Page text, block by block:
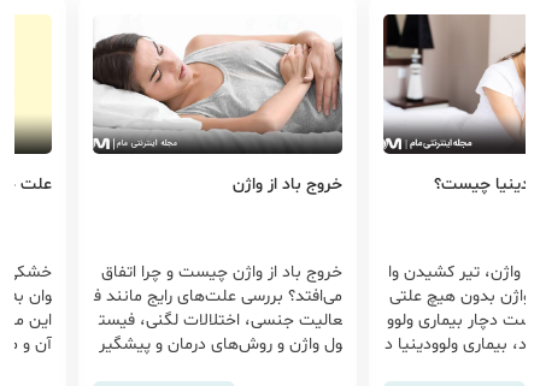
چیست؟
واژن، تیر کشیدن وا
بدون هیچ علتی
است دچار بیماری ولوو
بیماری ولوودینیا د
خروج باد از واژن
خروج باد از واژن چیست و چرا اتفاق
می‌افتد؟ بررسی علت‌های رایج مانند ف
عالیت جنسی، اختلالات لگنی، فیست
ول واژن و روش‌های درمان و پیشگیر
علت
خشکی
وان
این
آن و